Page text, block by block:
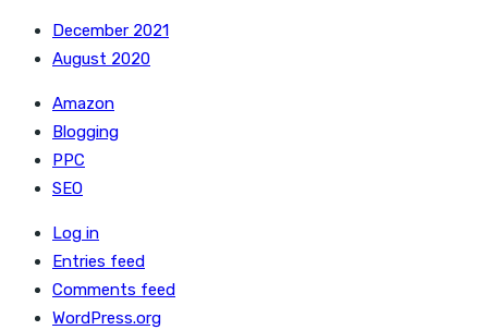
December 2021
August 2020
Amazon
Blogging
PPC
SEO
Log in
Entries feed
Comments feed
WordPress.org